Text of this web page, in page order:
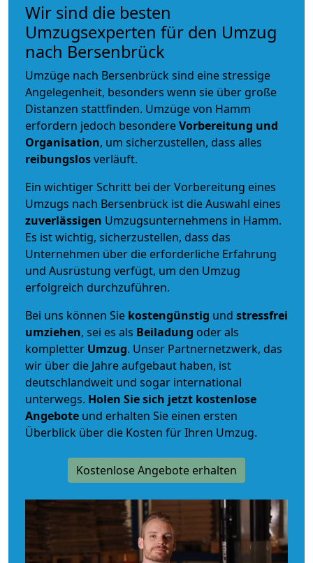
Wir sind die besten
Umzugsexperten für den Umzug
nach Bersenbrück
Umzüge nach Bersenbrück sind eine stressige
Angelegenheit, besonders wenn sie über große
Distanzen stattfinden. Umzüge von Hamm
erfordern jedoch besondereVorbereitung und
Organisation, um sicherzustellen, dass alles
reibungslosverläuft.
Ein wichtiger Schritt bei der Vorbereitung eines
Umzugs nach Bersenbrück ist die Auswahl eines
zuverlässigen Umzugsunternehmens in Hamm.
Es ist wichtig, sicherzustellen, dass das
Unternehmen über die erforderliche Erfahrung
und Ausrüstung verfügt, um den Umzug
erfolgreich durchzuführen.
Bei uns können Sie kostengünstig und stressfrei
umziehen, sei es als Beiladung oder als
kompletter Umzug. Unser Partnernetzwerk, das
wir über die Jahre aufgebaut haben, ist
deutschlandweit und sogar international
unterwegs. Holen Sie sich jetzt kostenlose
Angebote und erhalten Sie einen ersten
Überblick über die Kosten für Ihren Umzug.
Kostenlose Angebote erhalten